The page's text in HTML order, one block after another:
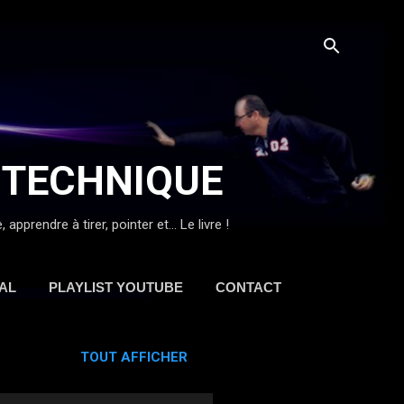
à tirer, pointer et... Le livre !
PLAYLIST YOUTUBE CONTACT
TOUT AFFICHER